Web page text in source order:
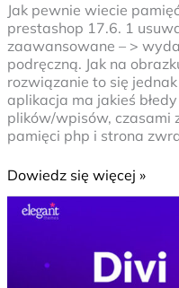
Jak pewnie wiecie
prestashop 17.6. 1
zaawansowane – >
podręczną. Jak na
rozwiązanie to się
aplikacja ma jakieś
plików/wpisów, czasami
pamięci php i strona
Dowiedz się więcej »
Recepty